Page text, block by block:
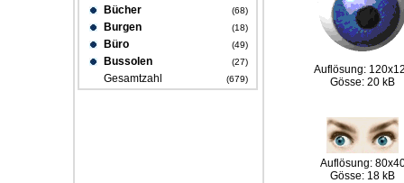
Bücher (68)
Burgen (18)
Büro (49)
Bussolen (27)
Gesamtzahl (679)
Auflösung:
Gösse: 20 kB
Auflösung:
Gösse: 18 kB